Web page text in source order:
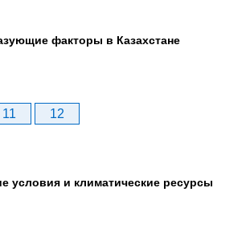
факторы в Казахстане
11 12
условия и климатические ресурсы